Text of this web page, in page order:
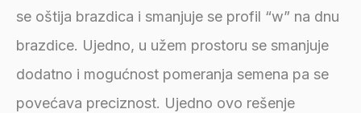
se oštija brazdica i smanjuje se profil “w” na dnu
brazdice. Ujedno, u užem prostoru se smanjuje
dodatno i mogućnost pomeranja semena pa se
povećava preciznost. Ujedno ovo rešenje